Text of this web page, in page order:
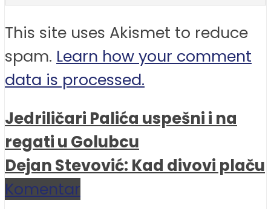
This site uses Akismet to reduce
spam. Learn how your comment
data is processed.
Jedriličari Palića uspešni i na
regati u Golubcu
Dejan Stevović: Kad divovi plaču
Komentar